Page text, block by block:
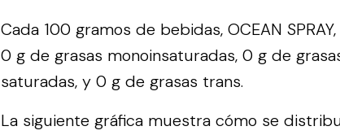
Cada 100 gramos de bebidas, OCEAN
0 g de grasas monoinsaturadas, 0 g de
saturadas, y 0 g de grasas trans.
La siguiente gráfica muestra cómo se